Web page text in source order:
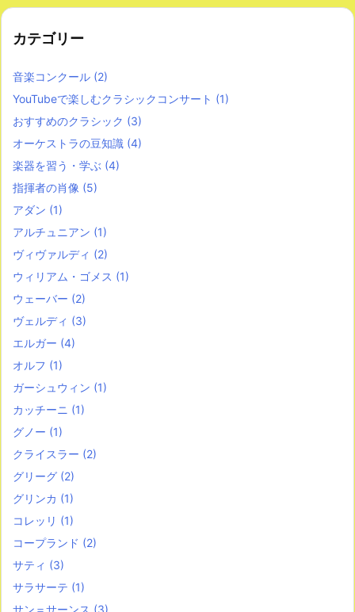
カテゴリー
音楽コンクール (2)
YouTubeで楽しむクラシックコンサート (1)
おすすめのクラシック (3)
オーケストラの豆知識 (4)
楽器を習う・学ぶ (4)
指揮者の肖像 (5)
アダン (1)
アルチュニアン (1)
ヴィヴァルディ (2)
ウィリアム・ゴメス (1)
ウェーバー (2)
ヴェルディ (3)
エルガー (4)
オルフ (1)
ガーシュウィン (1)
カッチーニ (1)
グノー (1)
クライスラー (2)
グリーグ (2)
グリンカ (1)
コレッリ (1)
コープランド (2)
サティ (3)
サラサーテ (1)